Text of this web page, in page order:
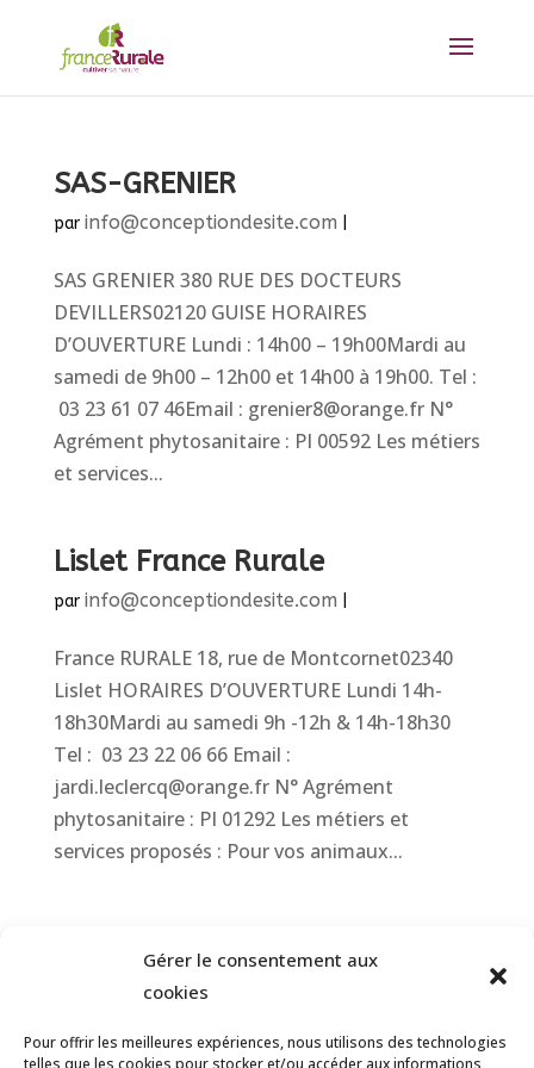
Gérer le consentement aux
cookies
Pour offrir les meilleures expériences, nous utilisons des technologies
telles que les cookies pour stocker et/ou accéder aux informations
SAS-GRENIER
par info@conceptiondesite.com
SAS GRENIER 380 RUE DES DOCTEURS
DEVILLERS02120 GUISE HORAIRES
D’OUVERTURE Lundi : 14h00 – 19h00Mardi au
samedi de 9h00 – 12h00 et 14h00 à 19h00. Tel :
03 23 61 07 46Email : grenier8@orange.fr N°
Agrément phytosanitaire : PI 00592 Les métiers
et services...
Lislet France Rurale
par info@conceptiondesite.com
France RURALE 18, rue de Montcornet02340
Lislet HORAIRES D’OUVERTURE Lundi 14h-
18h30Mardi au samedi 9h -12h & 14h-18h30
Tel : 03 23 22 06 66 Email :
jardi.leclercq@orange.fr N° Agrément
phytosanitaire : PI 01292 Les métiers et
services proposés : Pour vos animaux...
DUVILLARD Nature Jardin 760 RUE DE LA